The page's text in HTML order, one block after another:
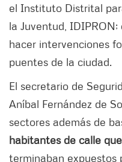
el Instituto Distrital
la Juventud,
hacer intervenciones
puentes de la ciudad.
El secretario de
Aníbal Fernández de
sectores además de
habitantes de calle
terminaban expuestos